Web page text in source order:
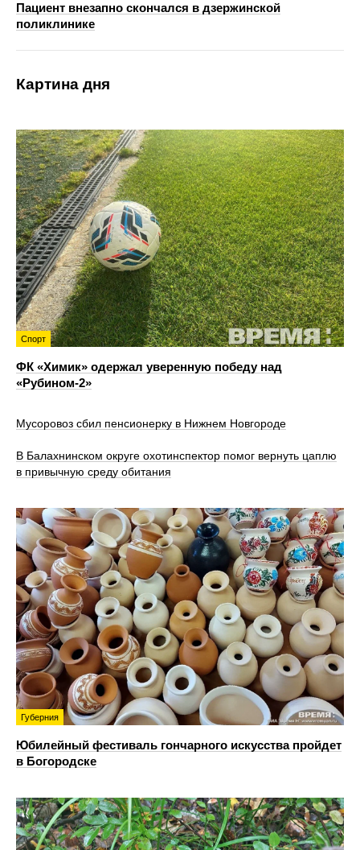
Пациент внезапно скончался в дзержинской
поликлинике
Картина дня
Спорт
ФК «Химик» одержал уверенную победу над
«Рубином‑2»
Мусоровоз сбил пенсионерку в Нижнем Новгороде
В Балахнинском округе охотинспектор помог вернуть цаплю
в привычную среду обитания
Губерния
Юбилейный фестиваль гончарного искусства пройдет
в Богородске